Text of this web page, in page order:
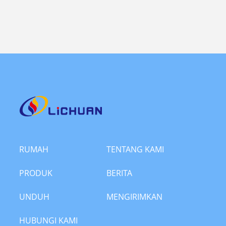
RUMAH TENTANG KAMI
PRODUK BERITA
UNDUH
MENGIRIMKAN
HUBUNGI KAMI